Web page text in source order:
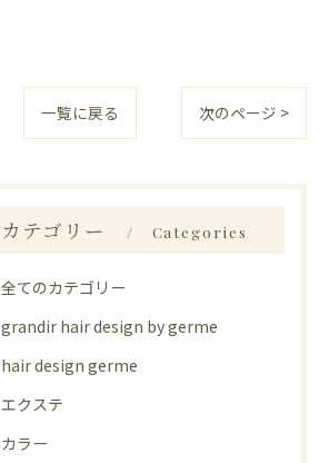
一覧に戻る 次のページ >
カテゴリー Categories
全てのカテゴリー
grandir hair design by germe
hair design germe
エクステ
カラー